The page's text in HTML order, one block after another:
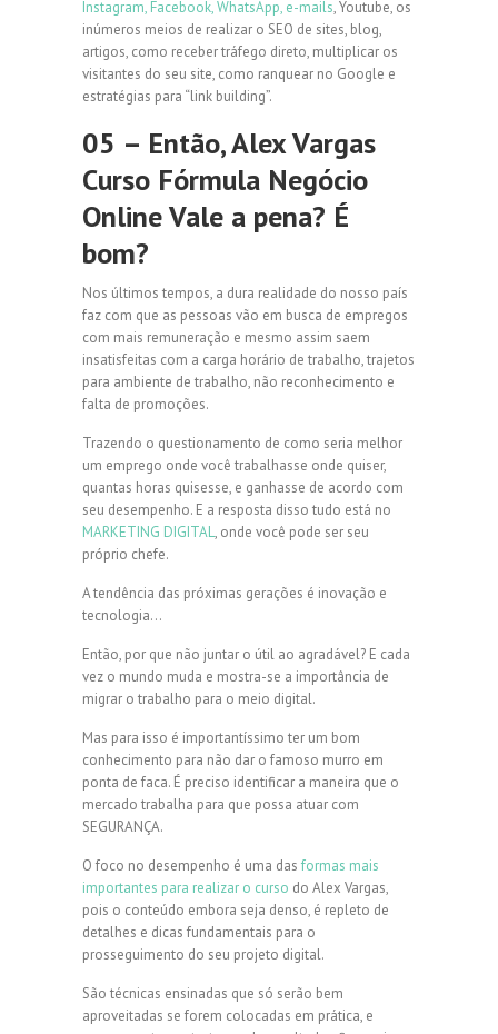
Instagram, Facebook, WhatsApp, e-mails, Youtube, os
inúmeros meios de realizar o SEO de sites, blog,
artigos, como receber tráfego direto, multiplicar os
visitantes do seu site, como ranquear no Google e
estratégias para “link building”.
05 – Então, Alex Vargas
Curso Fórmula Negócio
Online Vale a pena? É
bom?
Nos últimos tempos, a dura realidade do nosso país
faz com que as pessoas vão em busca de empregos
com mais remuneração e mesmo assim saem
insatisfeitas com a carga horário de trabalho, trajetos
para ambiente de trabalho, não reconhecimento e
falta de promoções.
Trazendo o questionamento de como seria melhor
um emprego onde você trabalhasse onde quiser,
quantas horas quisesse, e ganhasse de acordo com
seu desempenho. E a resposta disso tudo está no
MARKETING DIGITAL, onde você pode ser seu
próprio chefe.
A tendência das próximas gerações é inovação e
tecnologia…
Então, por que não juntar o útil ao agradável? E cada
vez o mundo muda e mostra-se a importância de
migrar o trabalho para o meio digital.
Mas para isso é importantíssimo ter um bom
conhecimento para não dar o famoso murro em
ponta de faca. É preciso identificar a maneira que o
mercado trabalha para que possa atuar com
SEGURANÇA.
O foco no desempenho é uma das formas mais
importantes para realizar o curso do Alex Vargas,
pois o conteúdo embora seja denso, é repleto de
detalhes e dicas fundamentais para o
prosseguimento do seu projeto digital.
São técnicas ensinadas que só serão bem
aproveitadas se forem colocadas em prática, e